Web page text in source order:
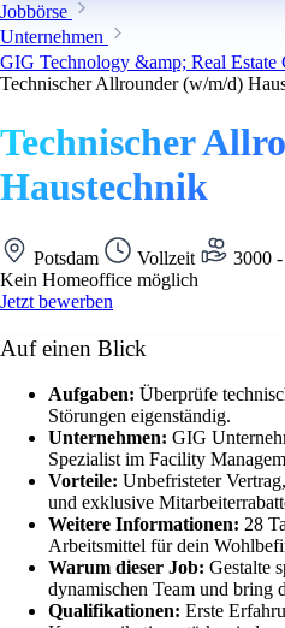
Jobbörse
Unternehmen
GIG Technology &amp; Real Estate
Technischer Allrounder (w/m/d)
Technischer
Haustechnik
Potsdam Vollzeit
3000
Kein Homeoffice möglich
Jetzt bewerben
Auf einen Blick
Aufgaben: Überprüfe
Störungen eigenständig.
Unternehmen: GIG
Spezialist im Facility
Vorteile: Unbefristeter
und exklusive
Weitere Informationen: 28
Arbeitsmittel für dein
Warum dieser Job: Gestalte
dynamischen Team und bring
Qualifikationen: Erste